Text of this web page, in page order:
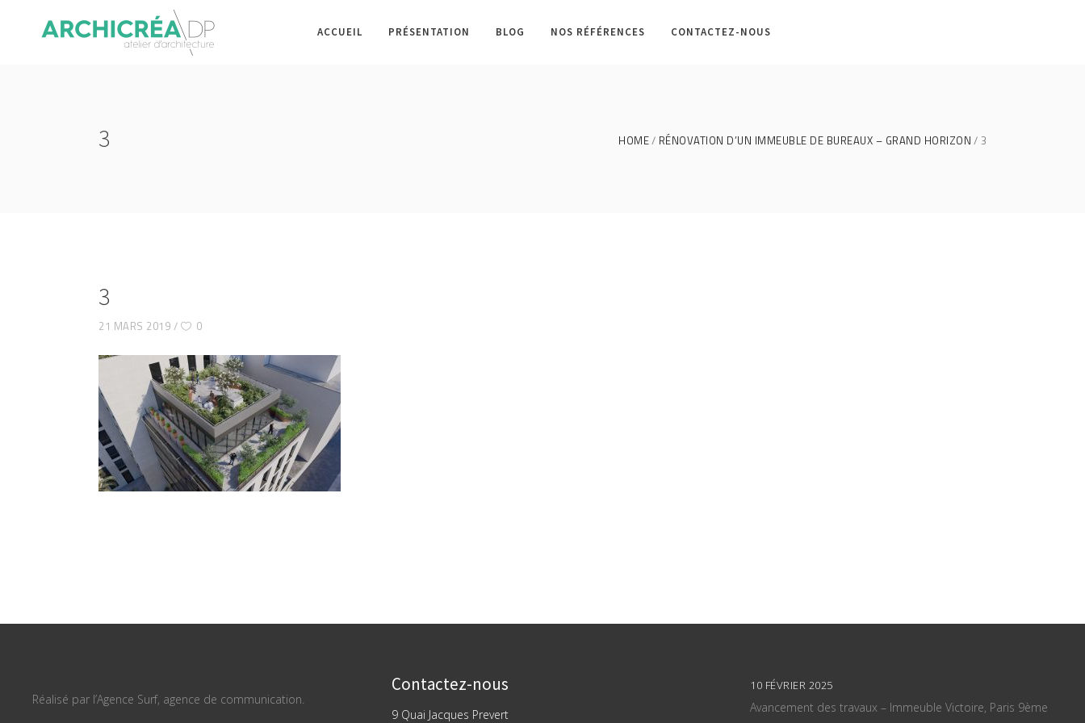
ACCUEIL PRÉSENTATION BLOG NOS RÉFÉRENCES CONTACTEZ-NOUS
3 HOME RÉNOVATION D’UN IMMEUBLE DE BUREAUX – GRAND HORIZON 3
3
21 MARS 2019 0
Réalisé par l’Agence Surf, agence de communication.
Contactez-nous
9 Quai Jacques Prevert
10 FÉVRIER 2025
Avancement des travaux – Immeuble Victoire, Paris 9ème